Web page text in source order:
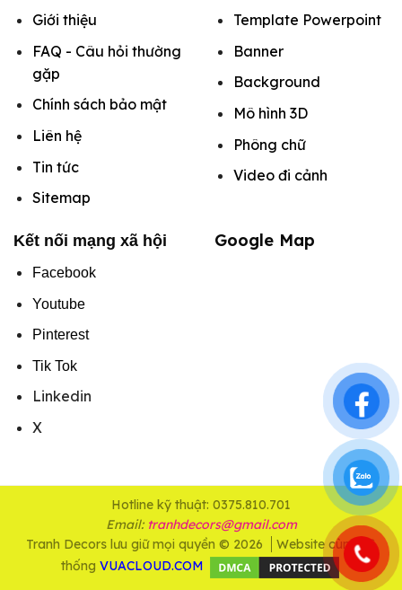
Giới thiệu
FAQ - Câu hỏi thường
gặp
Chính sách bảo mật
Liên hệ
Tin tức
Sitemap
Template Powerpoint
Banner
Background
Mô hình 3D
Phông chữ
Video đi cảnh
Kết nối mạng xã hội
Facebook
Youtube
Pinterest
Tik Tok
Linkedin
X
Google Map
Hotline kỹ thuật: 0375.810.701
Email: tranhdecors@gmail.com
Tranh Decors lưu giữ mọi quyền © 2026
Website cùng hệ
thống VUACLOUD.COM